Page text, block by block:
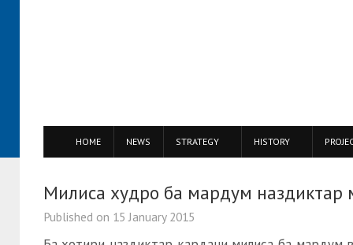
HOME NEWS STRATEGY HISTORY
Милиса худро ба мардум наздиктар
Published on 15 January 2015